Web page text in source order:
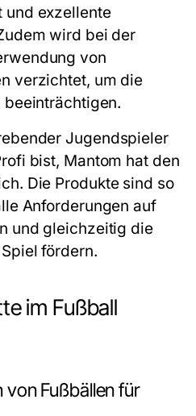
und exzellente
wird bei der
von
verzichtet, um die
Jugendspieler
bist, Mantom hat den
Die Produkte sind so
Anforderungen auf
und gleichzeitig die
fördern.
im Fußball
Fußbällen für